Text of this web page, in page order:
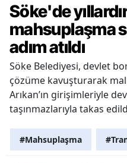
Söke'de
mahsuplaşma
adım atıldı
Söke Belediyesi, devlet
çözüme kavuşturarak
Arıkan’ın girişimleriyle
taşınmazlarıyla takas
#Mahsuplaşma